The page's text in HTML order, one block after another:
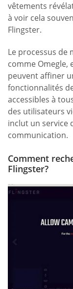
vêtements
à voir cela
Flingster.
Le processus de
comme Omegle,
peuvent affiner
fonctionnalités
accessibles à
des utilisateurs
inclut un service
communication.
Comment
Flingster?